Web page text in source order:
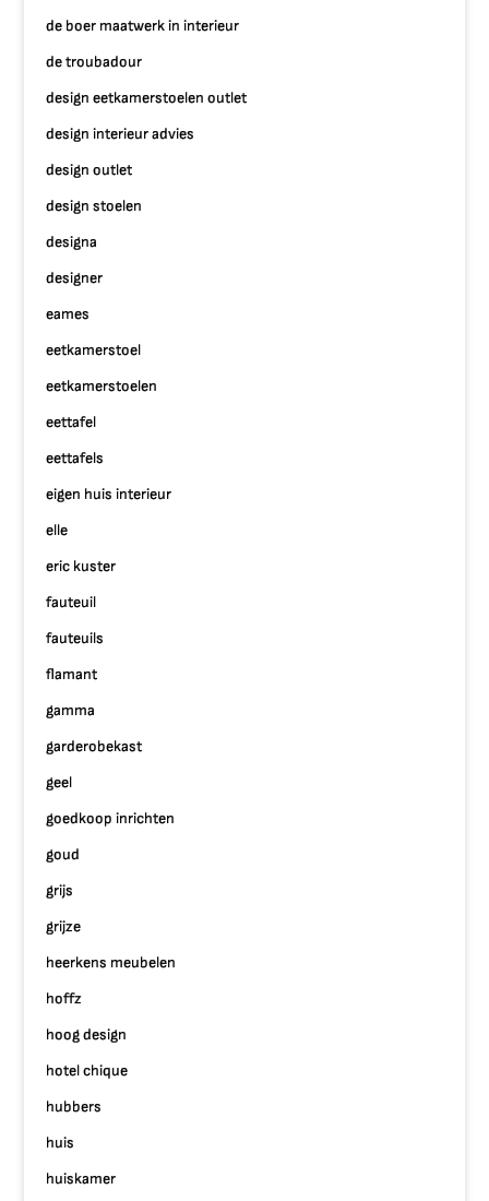
de boer maatwerk in interieur
de troubadour
design eetkamerstoelen outlet
design interieur advies
design outlet
design stoelen
designa
designer
eames
eetkamerstoel
eetkamerstoelen
eettafel
eettafels
eigen huis interieur
elle
eric kuster
fauteuil
fauteuils
flamant
gamma
garderobekast
geel
goedkoop inrichten
goud
grijs
grijze
heerkens meubelen
hoffz
hoog design
hotel chique
hubbers
huis
huiskamer